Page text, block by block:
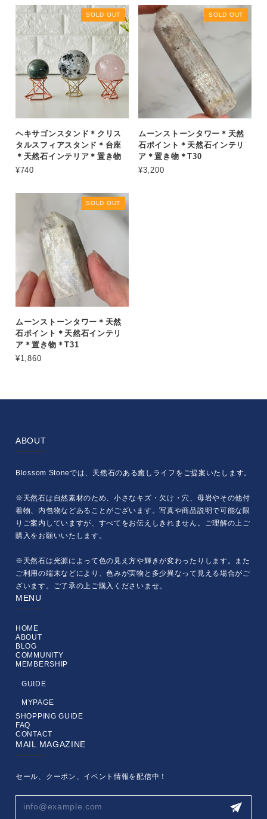
SOLD OUT
ヘキサゴンスタンド＊クリス
タルスフィアスタンド＊台座
＊天然石インテリア＊置き物
¥740
SOLD OUT
ムーンストーンタワー＊天然
石ポイント＊天然石インテリ
ア＊置き物＊T30
¥3,200
SOLD OUT
ムーンストーンタワー＊天然
石ポイント＊天然石インテリ
ア＊置き物＊T31
¥1,860
ABOUT
Blossom Stoneでは、天然石のある癒しライフをご提案いたします。
※天然石は自然素材のため、小さなキズ・欠け・穴、母岩やその他付
着物、内包物などあることがございます。写真や商品説明で可能な限
りご案内していますが、すべてをお伝えしきれません。ご理解の上ご
購入をお願いいたします。
※天然石は光源によって色の見え方や輝きが変わったりします。また
ご利用の端末などにより、色みが実物と多少異なって見える場合がご
ざいます。ご了承の上ご購入くださいませ。
MENU
HOME
ABOUT
BLOG
COMMUNITY
MEMBERSHIP
GUIDE
MYPAGE
SHOPPING GUIDE
FAQ
CONTACT
MAIL MAGAZINE
セール、クーポン、イベント情報を配信中！